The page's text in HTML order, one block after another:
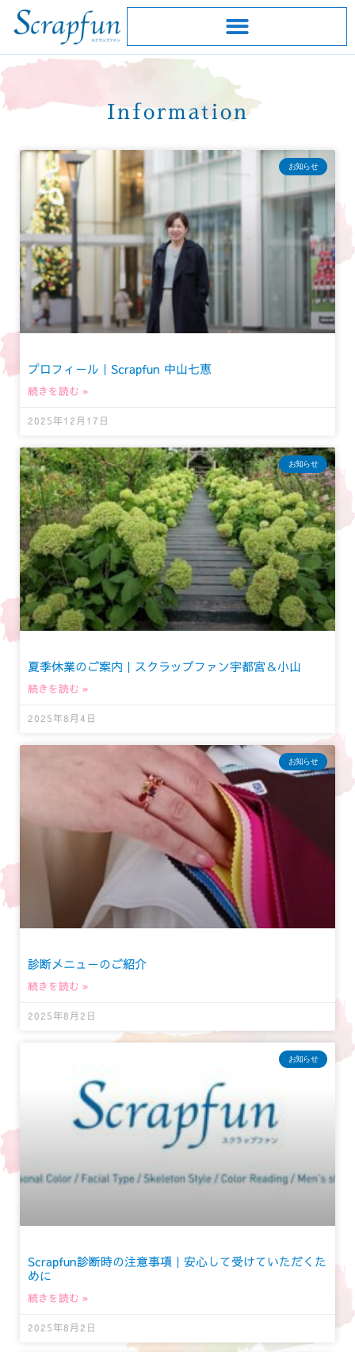
Information
お知らせ
プロフィール｜Scrapfun 中山七恵
続きを読む »
2025年12月17日
お知らせ
夏季休業のご案内｜スクラップファン宇都宮＆小山
続きを読む »
2025年8月4日
お知らせ
診断メニューのご紹介
続きを読む »
2025年8月2日
お知らせ
Scrapfun診断時の注意事項｜安心して受けていただくた
めに
続きを読む »
2025年8月2日